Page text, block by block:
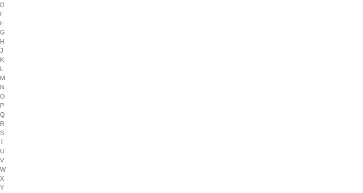
D
E
F
G
H
J
K
L
M
N
O
P
Q
R
S
T
U
V
W
X
Y